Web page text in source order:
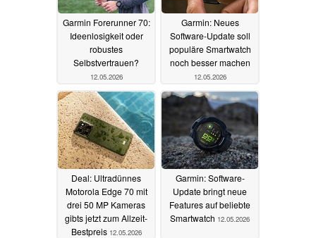
Garmin Forerunner 70:
Ideenlosigkeit oder
robustes
Selbstvertrauen?
12.05.2026
Garmin: Neues
Software-Update soll
populäre Smartwatch
noch besser machen
12.05.2026
Deal: Ultradünnes
Motorola Edge 70 mit
drei 50 MP Kameras
gibts jetzt zum Allzeit-
Bestpreis 12.05.2026
Garmin: Software-
Update bringt neue
Features auf beliebte
Smartwatch 12.05.2026